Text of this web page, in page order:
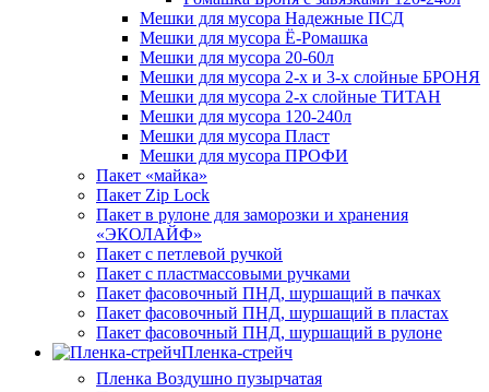
Мешки для мусора Надежные ПСД
Мешки для мусора Ё-Ромашка
Мешки для мусора 20-60л
Мешки для мусора 2-х и 3-х слойные БРОНЯ
Мешки для мусора 2-х слойные ТИТАН
Мешки для мусора 120-240л
Мешки для мусора Пласт
Мешки для мусора ПРОФИ
Пакет «майка»
Пакет Zip Lock
Пакет в рулоне для заморозки и хранения
«ЭКОЛАЙФ»
Пакет с петлевой ручкой
Пакет с пластмассовыми ручками
Пакет фасовочный ПНД, шуршащий в пачках
Пакет фасовочный ПНД, шуршащий в пластах
Пакет фасовочный ПНД, шуршащий в рулоне
Пленка-стрейч
Пленка Воздушно пузырчатая